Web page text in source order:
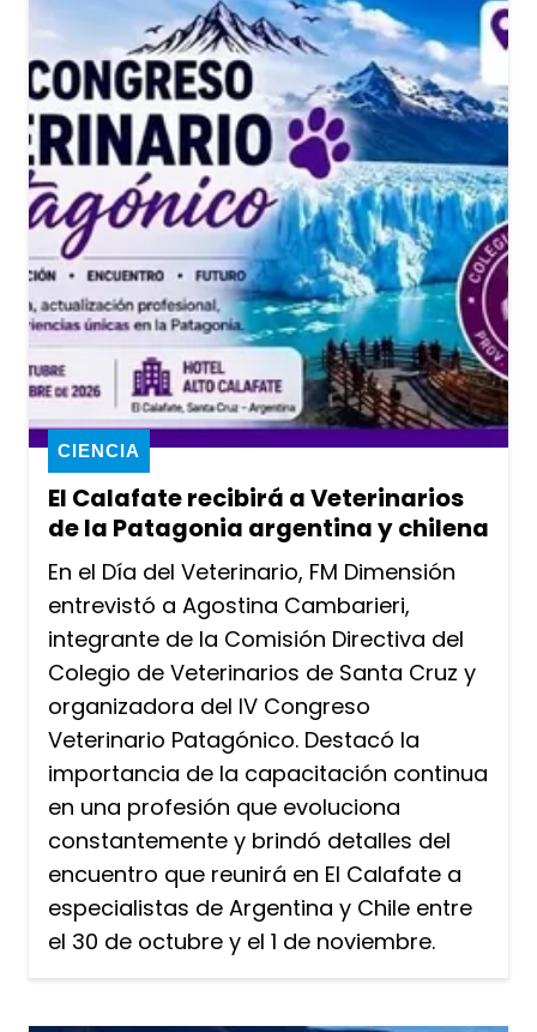
El Calafate recibirá a Veterinarios
de la Patagonia argentina y chilena
CIENCIA
En el Día del Veterinario, FM Dimensión
entrevistó a Agostina Cambarieri,
integrante de la Comisión Directiva del
Colegio de Veterinarios de Santa Cruz y
organizadora del IV Congreso
Veterinario Patagónico. Destacó la
importancia de la capacitación continua
en una profesión que evoluciona
constantemente y brindó detalles del
encuentro que reunirá en El Calafate a
especialistas de Argentina y Chile entre
el 30 de octubre y el 1 de noviembre.